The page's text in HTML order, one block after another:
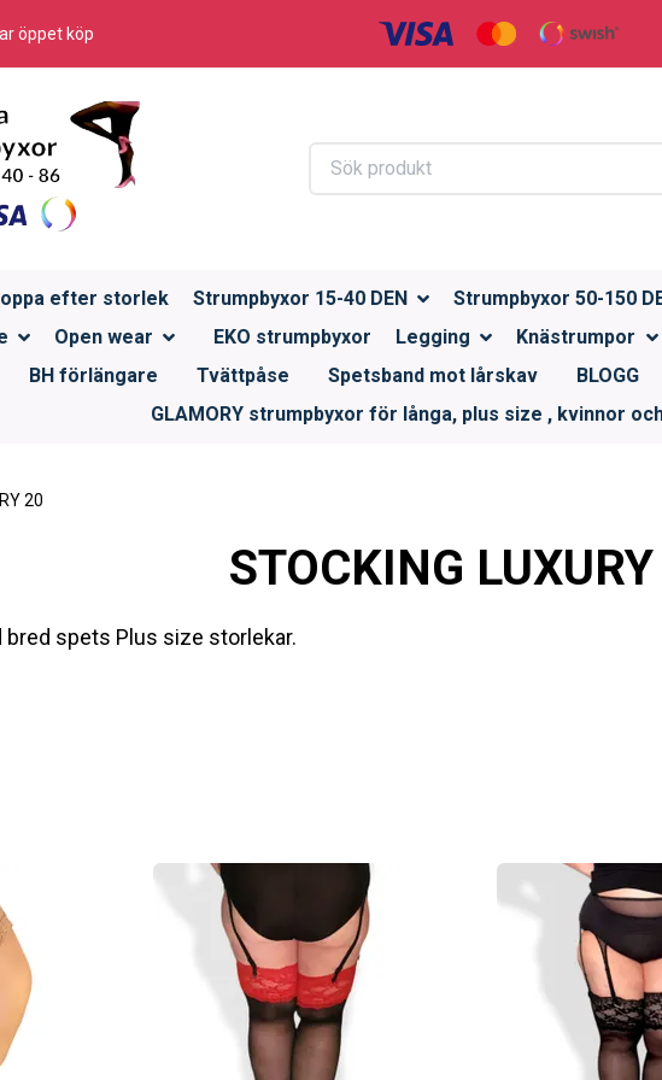
öppet köp
efter storlek Strumpbyxor 15-40 DEN Strumpbyxor 50-150
Open wear EKO strumpbyxor Legging Knästrumpor
BH förlängare
Tvättpåse Spetsband mot lårskav BLOGG
GLAMORY strumpbyxor för långa, plus size , kvinnor
20
STOCKING
spets Plus size storlekar.